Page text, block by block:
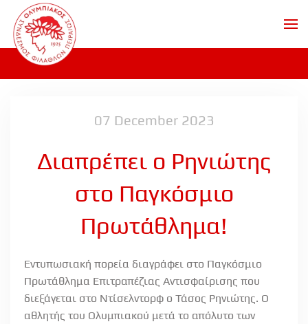
Skip to main content
07 December 2023
Διαπρέπει ο Ρηνιώτης
στο Παγκόσμιο
Πρωτάθλημα!
Εντυπωσιακή πορεία διαγράφει στο Παγκόσμιο
Πρωτάθλημα Επιτραπέζιας Αντισφαίρισης που
διεξάγεται στο Ντίσελντορφ ο Τάσος Ρηνιώτης. Ο
αθλητής του Ολυμπιακού μετά το απόλυτο των